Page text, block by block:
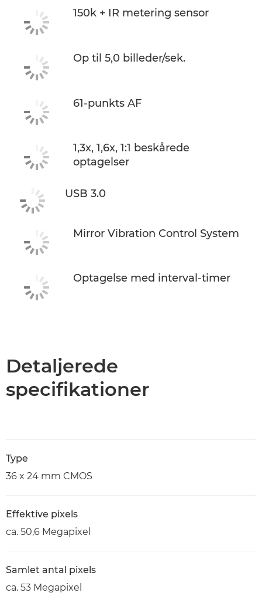
150k + IR metering sensor
Op til 5,0 billeder/sek.
61-punkts AF
1,3x, 1,6x, 1:1 beskårede
optagelser
USB 3.0
Mirror Vibration Control System
Optagelse med interval-timer
Detaljerede
specifikationer
Type
36 x 24 mm CMOS
Effektive pixels
ca. 50,6 Megapixel
Samlet antal pixels
ca. 53 Megapixel